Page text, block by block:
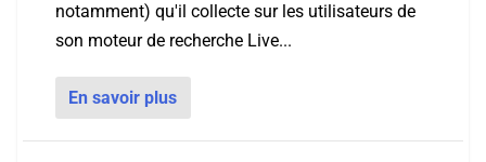
notamment) qu'il collecte sur les utilisateurs de
son moteur de recherche Live...
En savoir plus